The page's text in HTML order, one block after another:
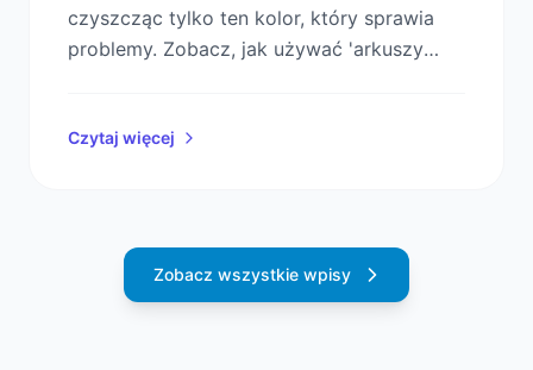
czyszcząc tylko ten kolor, który sprawia
problemy. Zobacz, jak używać 'arkuszy
Czytaj więcej
Zobacz wszystkie wpisy